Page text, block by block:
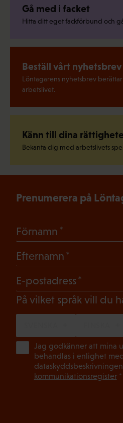
Gå med i facket
Hitta ditt eget fackförbund och
Beställ vårt nyhetsbrev
Löntagarens nyhetsbrev
arbetslivet.
Känn till dina
Bekanta dig med arbetslivets
Prenumerera på
Förnamn
Efternamn
E-postadress
På vilket språk vill du
Jag godkänner att mina
behandlas i enlighet
kommunikationsregister*